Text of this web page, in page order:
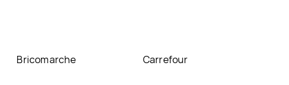
Bricomarche Carrefour